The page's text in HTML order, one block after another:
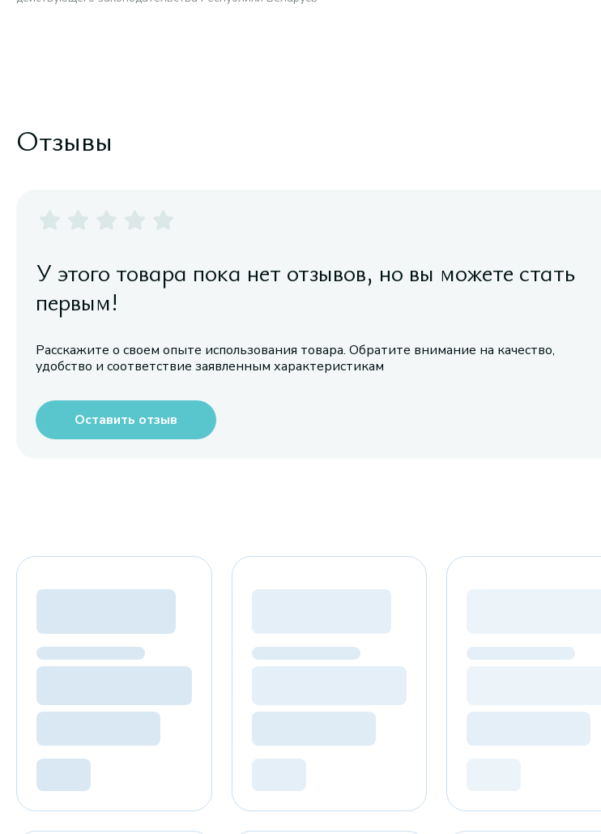
Отзывы
У этого товара пока нет отзывов, но вы можете стать
первым!
Расскажите о своем опыте использования товара. Обратите внимание на качество,
удобство и соответствие заявленным характеристикам
Оставить отзыв